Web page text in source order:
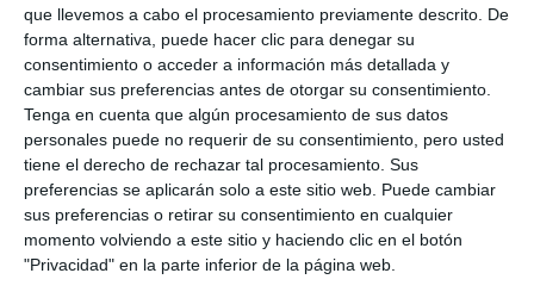
que llevemos a cabo el procesamiento previamente descrito. De
forma alternativa, puede hacer clic para denegar su
consentimiento o acceder a información más detallada y
cambiar sus preferencias antes de otorgar su consentimiento.
Tenga en cuenta que algún procesamiento de sus datos
personales puede no requerir de su consentimiento, pero usted
tiene el derecho de rechazar tal procesamiento. Sus
preferencias se aplicarán solo a este sitio web. Puede cambiar
sus preferencias o retirar su consentimiento en cualquier
momento volviendo a este sitio y haciendo clic en el botón
"Privacidad" en la parte inferior de la página web.